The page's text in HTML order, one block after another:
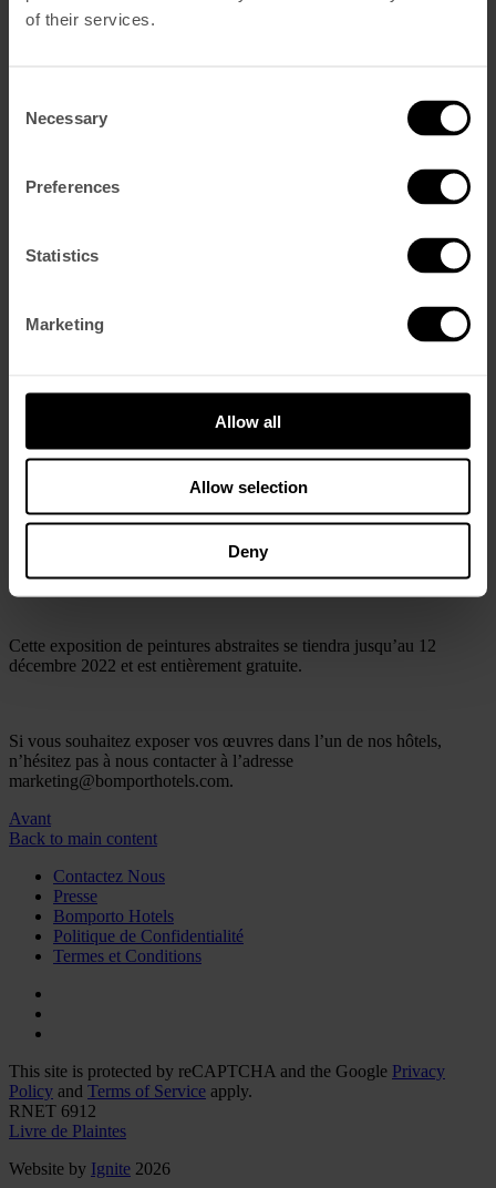
of their services.
Selection
Necessary
Preferences
Statistics
Marketing
Allow all
Allow selection
Deny
The Hangout
Durabilité
Évènements
Offres
Presse
Português
Exposition dans Lumiares
Notre hôtel jumeau,The Lumiares, accueille uneexposition
intitulée «Brightness» dans son magnifique escalier. Cette
exposition, qui vise à présenter les œuvres révolutionnaires de
Cette exposition de peintures abstraites se tiendra jusqu’au 12
décembre 2022 et est entièrement gratuite.
Si vous souhaitez exposer vos œuvres dans l’un de nos hôtels,
n’hésitez pas à nous contacter à l’adresse
marketing@bomporthotels.com.
Avant
Back to main content
Contactez Nous
Presse
Bomporto Hotels
Politique de Confidentialité
Termes et Conditions
This site is protected by reCAPTCHA and the Google Privacy
Policy and Terms of Service apply.
RNET 6912
Livre de Plaintes
Website by Ignite 2026